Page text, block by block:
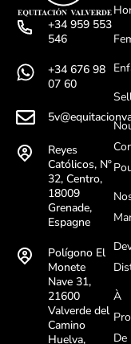
+34 959 553
546
+34 676 98
07 60
Reyes
Católicos, Nº
32, Centro,
18009
Grenade,
Espagne
Polígono El
Monete
Nave 31,
21600
Valverde del
Camino
Huelva,
À
De